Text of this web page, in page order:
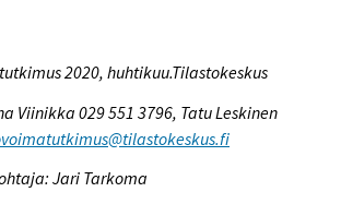
2020, huhtikuu.Tilastokeskus
Viinikka 029 551 3796, Tatu Leskinen
Jari Tarkoma